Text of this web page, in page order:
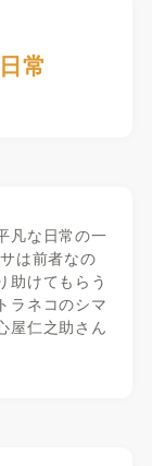
常
凡な日常の一
は前者なの
助けてもらう
ラネコのシマ
屋仁之助さん